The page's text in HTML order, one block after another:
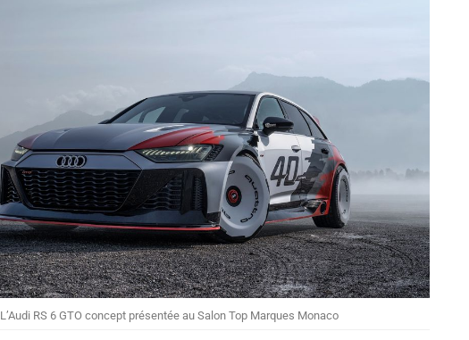
L’Audi RS 6 GTO concept présentée au Salon Top Marques Monaco